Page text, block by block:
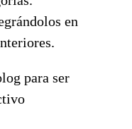
en
para ser